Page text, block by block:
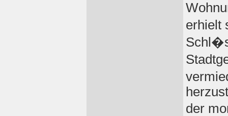
erhielt
der